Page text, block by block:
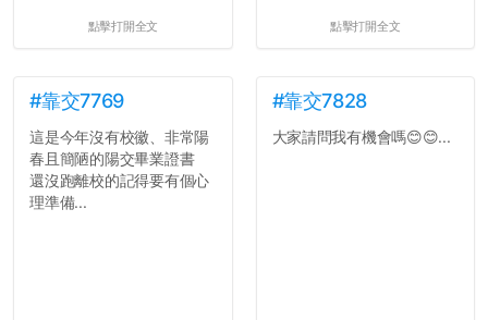
點擊打開全文 點擊打開全文
#靠交7769
這是今年沒有校徽、非常陽
春且簡陋的陽交畢業證書
還沒跑離校的記得要有個心
理準備...
#靠交7828
大家請問我有機會嗎😊😊...